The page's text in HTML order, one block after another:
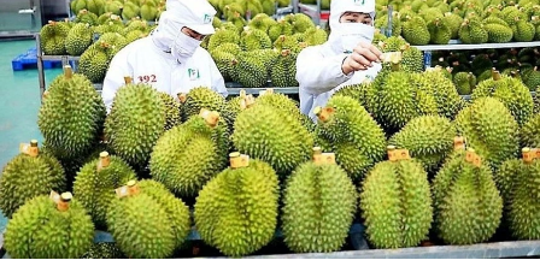
PUENTE DE AMISTAD
HISTORIAS MULTIMEDIA
FOTOGRAFÍA
¿QUIÉNES SOMOS?